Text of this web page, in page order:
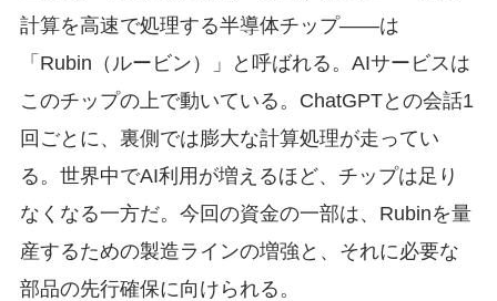
計算を高速で処理する半導体チップ——は
「Rubin（ルービン）」と呼ばれる。AIサービスは
このチップの上で動いている。ChatGPTとの会話1
回ごとに、裏側では膨大な計算処理が走ってい
る。世界中でAI利用が増えるほど、チップは足り
なくなる一方だ。今回の資金の一部は、Rubinを量
産するための製造ラインの増強と、それに必要な
部品の先行確保に向けられる。